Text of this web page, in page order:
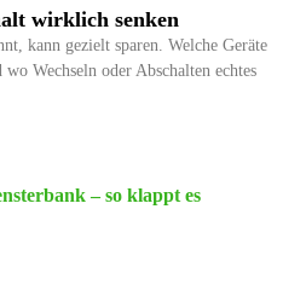
wirklich senken
kann gezielt sparen. Welche Geräte
Wechseln oder Abschalten echtes